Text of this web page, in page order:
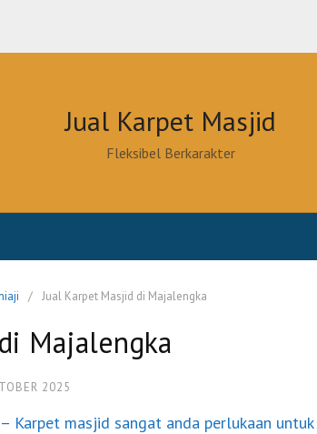
Jual Karpet Masjid
Fleksibel Berkarakter
Jual Karpet Masjid di Majalengka
Majalengka
2025
– Karpet masjid sangat anda perlukaan